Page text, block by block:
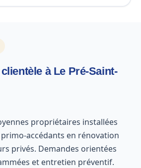
à Le Pré-Saint-
propriétaires installées
accédants en rénovation
privés. Demandes orientées
et entretien préventif.